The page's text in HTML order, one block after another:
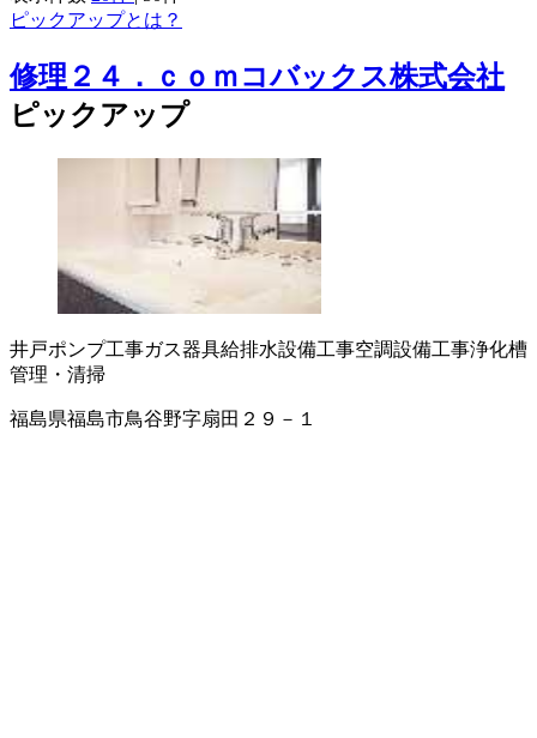
ピックアップとは？
修理２４．ｃｏｍコバックス株式会社
ピックアップ
井戸ポンプ工事ガス器具給排水設備工事空調設備工事浄化槽
管理・清掃
福島県福島市鳥谷野字扇田２９－１